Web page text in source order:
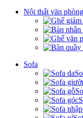
Nội thất văn phòng
Sofa